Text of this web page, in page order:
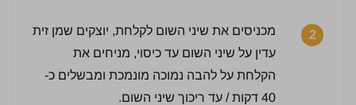
2
מכניסים את שיני השום לקלחת, יוצקים שמן זית
עדין על שיני השום עד כיסוי, מניחים את
הקלחת על להבה נמוכה מונמכת ומבשלים כ-
40 דקות / עד ריכוך שיני השום.
לחץ כדי לדרג: